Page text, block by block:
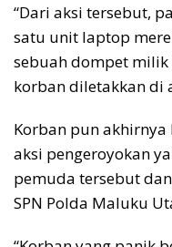
“Dari aksi tersebut,
satu unit laptop
sebuah dompet milik
korban diletakkan di
Korban pun
aksi pengeroyokan
pemuda tersebut
SPN Polda Maluku